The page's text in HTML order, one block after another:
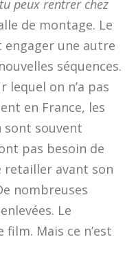
peux rentrer chez
de montage. Le
une autre
séquences.
lequel on n’a pas
en France, les
sont souvent
pas besoin de
retailler avant son
nombreuses
Le
Mais ce n’est